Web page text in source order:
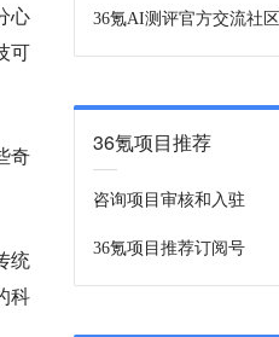
心
可
奇
统
科
36氪AI测评官方交流社区
36氪项目推荐
咨询项目审核和入驻
36氪项目推荐订阅号